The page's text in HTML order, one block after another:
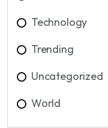
Technology
Trending
Uncategorized
World